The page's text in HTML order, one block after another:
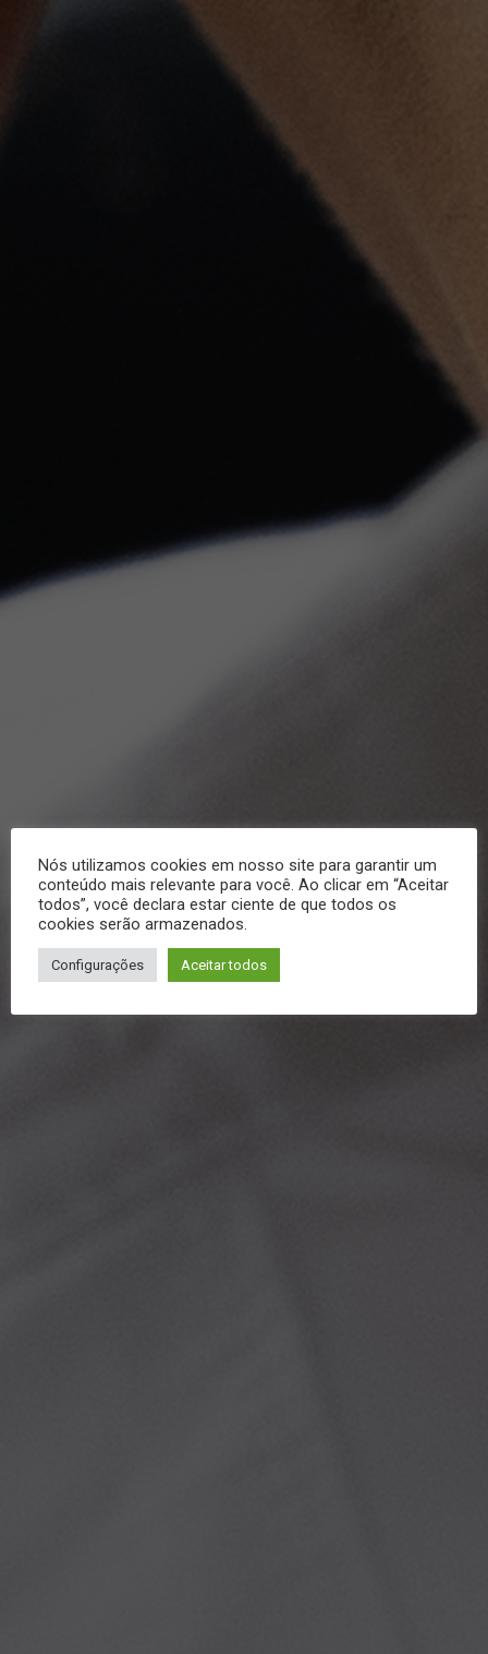
Nós utilizamos cookies em nosso site para garantir um
conteúdo mais relevante para você. Ao clicar em “Aceitar
todos”, você declara estar ciente de que todos os
cookies serão armazenados.
Configurações Aceitar todos